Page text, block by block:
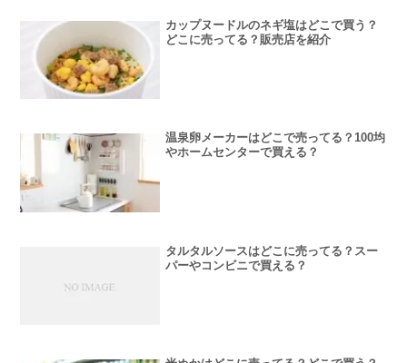
カップヌードルのネギ塩はどこで買う？
どこに売ってる？販売店を紹介
温泉卵メーカーはどこで売ってる？100均
やホームセンターで買える？
タルタルソースはどこに売ってる？スー
パーやコンビニで買える？